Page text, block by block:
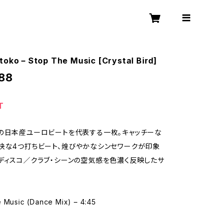
– Stop The Music [Crystal Bird]
本産ユーロビートを代表する一枚。キャッチーな
な4つ打ちビート、煌びやかなシンセワークが印象
ィスコ／クラブ・シーンの空気感を色濃く反映したサ
Music (Dance Mix) – 4:45